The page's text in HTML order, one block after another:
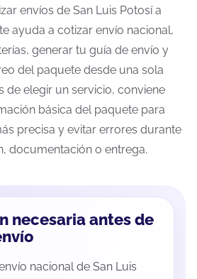
envíos de San Luis Potosí a
ayuda a cotizar envío nacional,
generar tu guía de envío y
del paquete desde una sola
de elegir un servicio, conviene
básica del paquete para
precisa y evitar errores durante
documentación o entrega.
necesaria antes de
nacional de San Luis